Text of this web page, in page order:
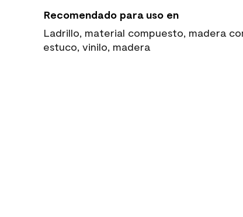
Recomendado para uso en
Ladrillo, material compuesto, madera
estuco, vinilo, madera